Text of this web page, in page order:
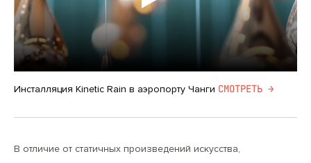
В отличие от статичных произведений искусства,
Инсталляция Kinetic Rain в аэропорту Чанги CМОТРЕТЬ →